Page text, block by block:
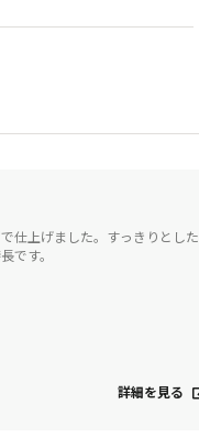
仕上げました。すっきりとした
です。
詳細を見る